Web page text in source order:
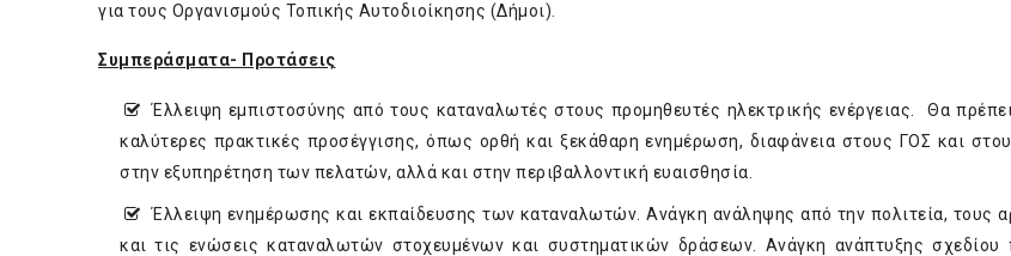
για τους Οργανισμούς Τοπικής Αυτοδιοίκησης (Δήμοι).
Συμπεράσματα- Προτάσεις
Έλλειψη εμπιστοσύνης από τους καταναλωτές στους προμηθευτές ηλεκτρικής ενέργειας. Θα
καλύτερες πρακτικές προσέγγισης, όπως ορθή και ξεκάθαρη ενημέρωση, διαφάνεια στους ΓΟΣ και
στην εξυπηρέτηση των πελατών, αλλά και στην περιβαλλοντική ευαισθησία.
Έλλειψη ενημέρωσης και εκπαίδευσης των καταναλωτών. Ανάγκη ανάληψης από την πολιτεία, τους
και τις ενώσεις καταναλωτών στοχευμένων και συστηματικών δράσεων. Ανάγκη ανάπτυξης σχεδίου